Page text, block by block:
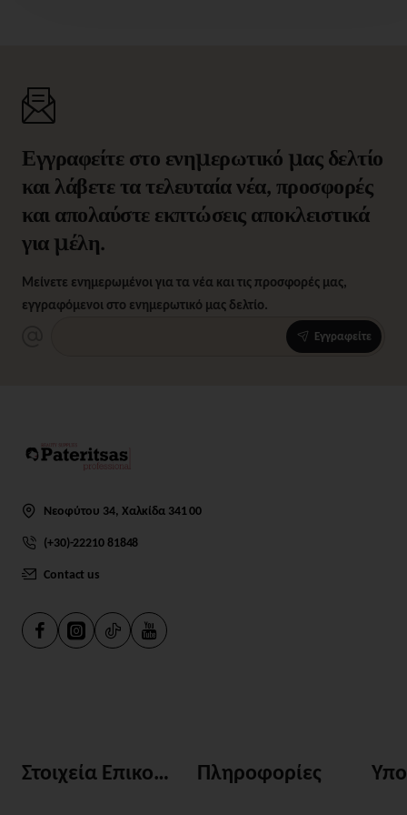
Εγγραφείτε στο ενημερωτικό μας δελτίο
και λάβετε τα τελευταία νέα, προσφορές
και απολαύστε εκπτώσεις αποκλειστικά
για μέλη.
Μείνετε ενημερωμένοι για τα νέα και τις προσφορές μας,
εγγραφόμενοι στο ενημερωτικό μας δελτίο.
Εγγραφείτε
Νεοφύτου 34, Χαλκίδα 341 00
(+30)-22210 81848
Contact us
Στοιχεία Επικοινωνίας Πληροφορίες